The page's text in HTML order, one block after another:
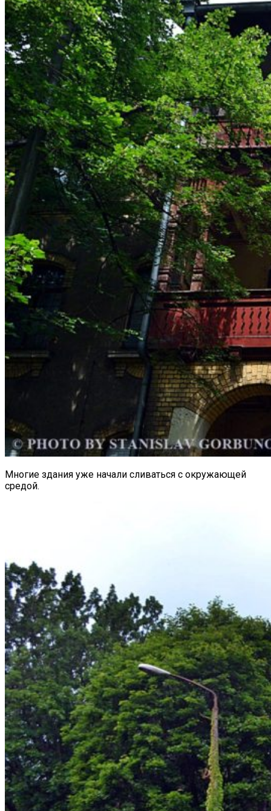
Многие здания уже начали сливаться с окружающей
средой.